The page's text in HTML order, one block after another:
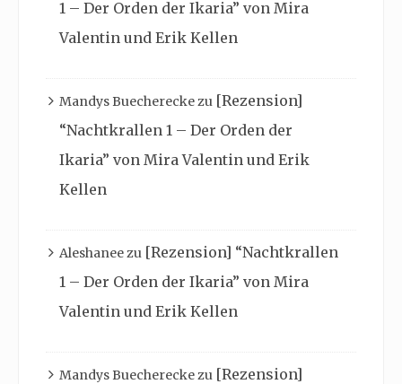
1 – Der Orden der Ikaria” von Mira
Valentin und Erik Kellen
Mandys Buechereckezu [Rezension]
“Nachtkrallen 1 – Der Orden der
Ikaria” von Mira Valentin und Erik
Kellen
Aleshaneezu [Rezension] “Nachtkrallen
1 – Der Orden der Ikaria” von Mira
Valentin und Erik Kellen
Mandys Buechereckezu [Rezension]